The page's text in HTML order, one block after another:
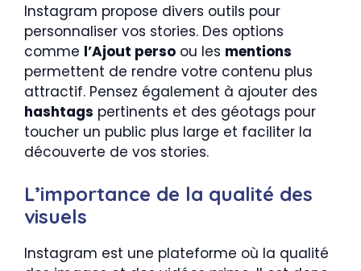
Instagram propose divers outils pour
personnaliser vos stories. Des options
comme l’Ajout perso ou les mentions
permettent de rendre votre contenu plus
attractif. Pensez également à ajouter des
hashtags pertinents et des géotags pour
toucher un public plus large et faciliter la
découverte de vos stories.
L’importance de la qualité des
visuels
Instagram est une plateforme où la qualité